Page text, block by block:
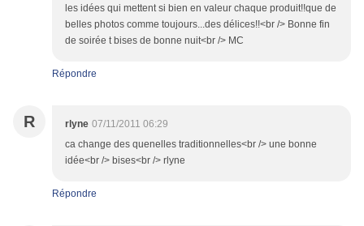
les idées qui mettent si bien en valeur chaque produit!!que de
belles photos comme toujours...des délices!!<br /> Bonne fin
de soirée t bises de bonne nuit<br /> MC
Répondre
R rlyne 07/11/2011 06:29
ca change des quenelles traditionnelles<br /> une bonne
idée<br /> bises<br /> rlyne
Répondre